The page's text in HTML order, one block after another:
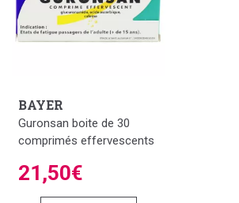
BAYER
Guronsan boite de 30
comprimés effervescents
21,50€